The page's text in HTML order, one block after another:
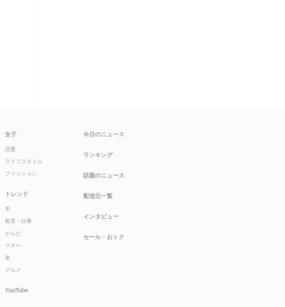
女子
恋愛
ライフスタイル
ファッション
トレンド
本
教育・仕事
からだ
マネー
車
グルメ
YouTube
今日のニュース
ランキング
話題のニュース
配信元一覧
インタビュー
セール・おトク